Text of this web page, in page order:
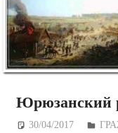
Юрюзанский
30/04/2017